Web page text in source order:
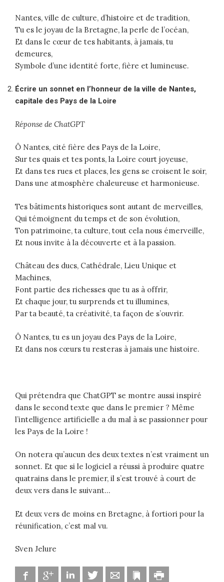
Nantes, ville de culture, d’histoire et de tradition,
Tu es le joyau de la Bretagne, la perle de l’océan,
Et dans le cœur de tes habitants, à jamais, tu
demeures,
Symbole d’une identité forte, fière et lumineuse.
Écrire un sonnet en l’honneur de la ville de Nantes,
capitale des Pays de la Loire
Réponse de ChatGPT
Ô Nantes, cité fière des Pays de la Loire,
Sur tes quais et tes ponts, la Loire court joyeuse,
Et dans tes rues et places, les gens se croisent le soir,
Dans une atmosphère chaleureuse et harmonieuse.
Tes bâtiments historiques sont autant de merveilles,
Qui témoignent du temps et de son évolution,
Ton patrimoine, ta culture, tout cela nous émerveille,
Et nous invite à la découverte et à la passion.
Château des ducs, Cathédrale, Lieu Unique et
Machines,
Font partie des richesses que tu as à offrir,
Et chaque jour, tu surprends et tu illumines,
Par ta beauté, ta créativité, ta façon de s’ouvrir.
Ô Nantes, tu es un joyau des Pays de la Loire,
Et dans nos cœurs tu resteras à jamais une histoire.
Qui prétendra que ChatGPT se montre aussi inspiré
dans le second texte que dans le premier ? Même
l’intelligence artificielle a du mal à se passionner pour
les Pays de la Loire !
On notera qu’aucun des deux textes n’est vraiment un
sonnet. Et que si le logiciel a réussi à produire quatre
quatrains dans le premier, il s’est trouvé à court de
deux vers dans le suivant…
Et deux vers de moins en Bretagne, à fortiori pour la
réunification, c’est mal vu.
Sven Jelure
FacebookGoogle Linkedin Twitter Adresse mailMarque-page